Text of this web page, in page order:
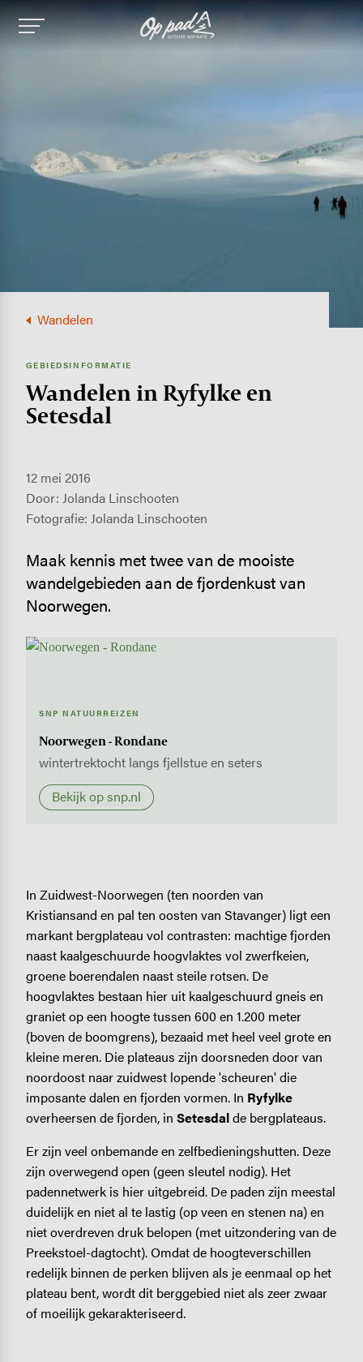
Image
Wandelen
GEBIEDSINFORMATIE
Wandelen in Ryfylke en
Setesdal
12 mei 2016
Door: Jolanda Linschooten
Fotografie: Jolanda Linschooten
SNP NATUURREIZEN
Noorwegen - Rondane
wintertrektocht langs fjellstue en seters
Bekijk op snp.nl
Maak kennis met twee van de mooiste
wandelgebieden aan de fjordenkust van
Noorwegen.
In Zuidwest-Noorwegen (ten noorden van
Kristiansand en pal ten oosten van Stavanger) ligt een
markant bergplateau vol contrasten: machtige fjorden
naast kaalgeschuurde hoogvlaktes vol zwerfkeien,
groene boerendalen naast steile rotsen. De
hoogvlaktes bestaan hier uit kaalgeschuurd gneis en
graniet op een hoogte tussen 600 en 1.200 meter
(boven de boomgrens), bezaaid met heel veel grote en
kleine meren. Die plateaus zijn doorsneden door van
noordoost naar zuidwest lopende 'scheuren' die
imposante dalen en fjorden vormen. In Ryfylke
overheersen de fjorden, in Setesdalde bergplateaus.
Er zijn veel onbemande en zelfbedieningshutten. Deze
zijn overwegend open (geen sleutel nodig). Het
padennetwerk is hier uitgebreid. De paden zijn meestal
duidelijk en niet al te lastig (op veen en stenen na) en
niet overdreven druk belopen (met uitzondering van de
Preekstoel-dagtocht). Omdat de hoogteverschillen
redelijk binnen de perken blijven als je eenmaal op het
plateau bent, wordt dit berggebied niet als zeer zwaar
of moeilijk gekarakteriseerd.